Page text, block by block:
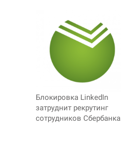
Блокировка LinkedIn
затруднит рекрутинг
сотрудников Сбербанка